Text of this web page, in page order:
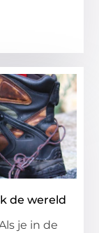
de wereld
je in de